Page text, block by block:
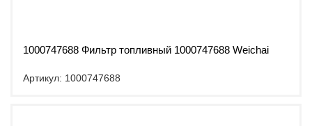
1000747688 Фильтр топливный 1000747688 Weichai
Артикул: 1000747688